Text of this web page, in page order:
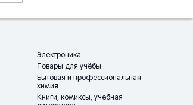
Электроника
Товары для учёбы
Бытовая и профессиональная
химия
Книги, комиксы, учебная